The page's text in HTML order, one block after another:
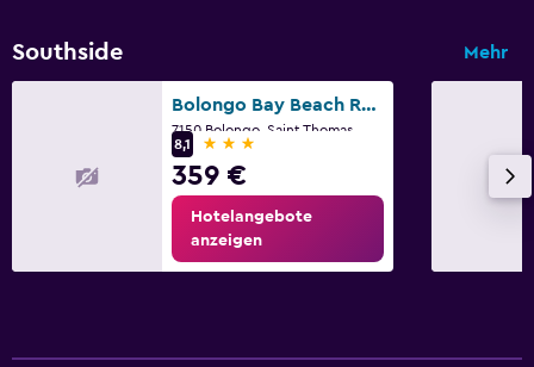
Southside Mehr
Bolongo Bay Beach Resort
7150 Bolongo, Saint Thomas
8,1
3 Sterne
359 €
Hotelangebote
anzeigen